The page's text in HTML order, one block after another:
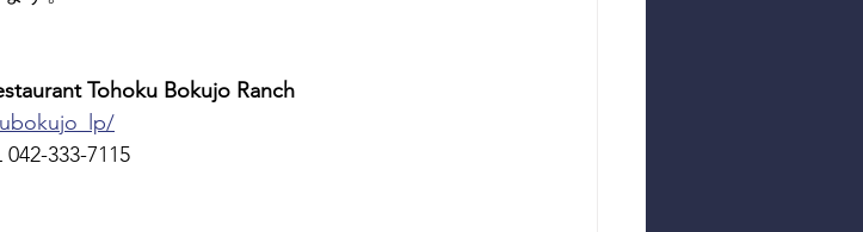
Tohoku Bokujo Ranch
333-7115